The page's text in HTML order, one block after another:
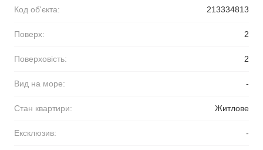
Код об'єкта: 213334813
Поверх: 2
Поверховість: 2
Вид на море: -
Стан квартири: Житлове
Ексклюзив: -